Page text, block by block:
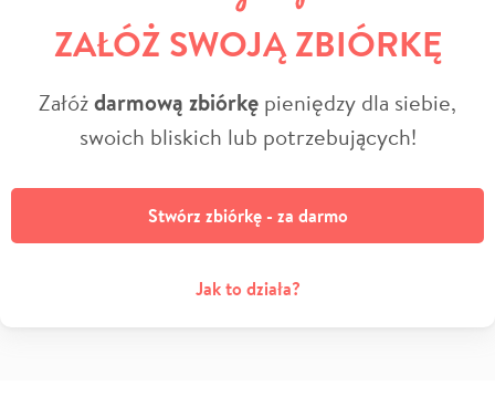
ZAŁÓŻ SWOJĄ ZBIÓRKĘ
Załóżdarmową zbiórkę pieniędzy dla siebie,
swoich bliskich lub potrzebujących!
Stwórz zbiórkę - za darmo
Jak to działa?